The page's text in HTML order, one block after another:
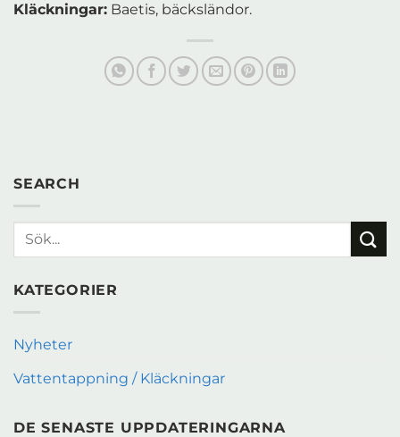
Kläckningar: Baetis, bäcksländor.
SEARCH
KATEGORIER
Nyheter
Vattentappning / Kläckningar
DE SENASTE UPPDATERINGARNA